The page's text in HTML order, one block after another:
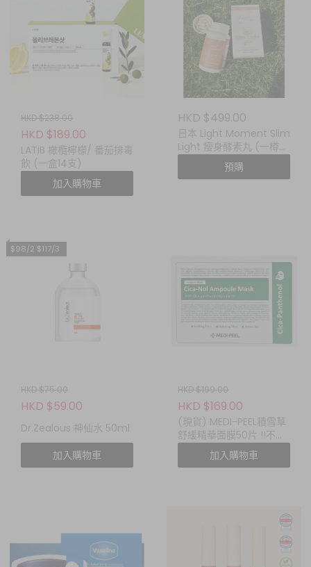
HKD $238.00
HKD $189.00
LATIB 橄欖檸檬/ 番茄排毒
飲 (一盒14支)
加入購物車
HKD $499.00
日本 Light Moment Slim
Light 瘦身酵素丸 (一樽
60粒) !!$898/2!!
預購
$98/2 $117/3
HKD $75.00
HKD $59.00
Dr.Zealous 神仙水 50ml
加入購物車
HKD $199.00
HKD $169.00
(現貨) MEDI-PEEL積雪草
舒緩精華面膜50片 !!不包
運費!!
加入購物車